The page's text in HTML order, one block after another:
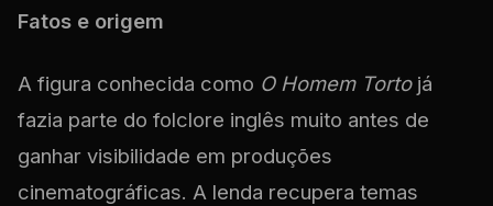
Fatos e origem
A figura conhecida como O Homem Tortojá
fazia parte do folclore inglês muito antes de
ganhar visibilidade em produções
cinematográficas. A lenda recupera temas